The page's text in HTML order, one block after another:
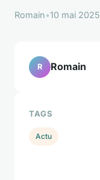
Romain•10 mai 2025
R Romain
TAGS
Actu